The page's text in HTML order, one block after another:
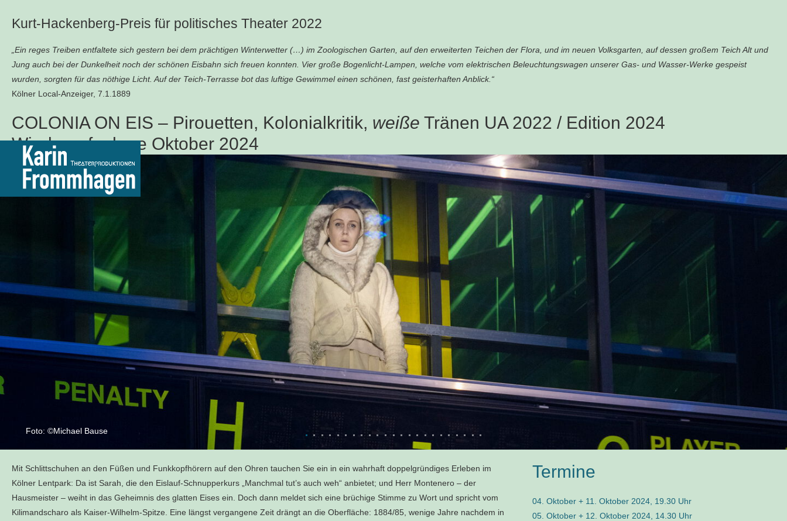
Kurt-Hackenberg-Preis für politisches Theater 2022
„Ein reges Treiben entfaltete sich gestern bei dem prächtigen Winterwetter (…) im Zoologischen Garten, auf den erweiterten Teichen der Flora, und im neuen Volksgarten, auf dessen großem Teich Alt und
Jung auch bei der Dunkelheit noch der schönen Eisbahn sich freuen konnten. Vier große Bogenlicht-Lampen, welche vom elektrischen Beleuchtungswagen unserer Gas- und Wasser-Werke gespeist
wurden, sorgten für das nöthige Licht. Auf der Teich-Terrasse bot das luftige Gewimmel einen schönen, fast geisterhaften Anblick.“
Kölner Local-Anzeiger, 7.1.1889
COLONIA ON EIS – Pirouetten, Kolonialkritik, weiße Tränen UA 2022 / Edition 2024
Wiederaufnahme Oktober 2024
Foto: ©Michael Bause
Mit Schlittschuhen an den Füßen und Funkkopfhörern auf den Ohren tauchen Sie ein in ein wahrhaft doppelgründiges Erleben im
Kölner Lentpark: Da ist Sarah, die den Eislauf-Schnupperkurs „Manchmal tut’s auch weh“ anbietet; und Herr Montenero – der
Hausmeister – weiht in das Geheimnis des glatten Eises ein. Doch dann meldet sich eine brüchige Stimme zu Wort und spricht vom
Kilimandscharo als Kaiser-Wilhelm-Spitze. Eine längst vergangene Zeit drängt an die Oberfläche: 1884/85, wenige Jahre nachdem in
Termine
04. Oktober + 11. Oktober 2024, 19.30 Uhr
05. Oktober + 12. Oktober 2024, 14.30 Uhr